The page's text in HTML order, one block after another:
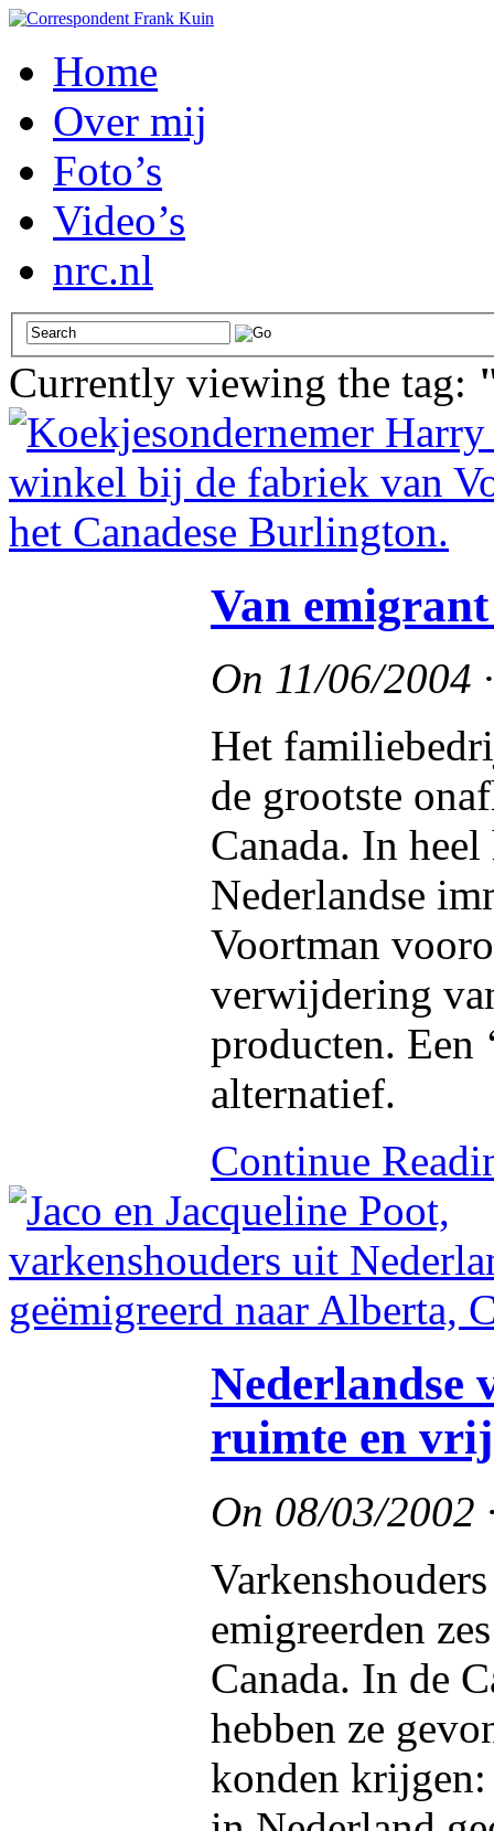
Home
Over mij
Foto’s
Video’s
nrc.nl
Currently viewing the tag:
Van
On 11/06/2004
Het
de grootste
Canada. In
Nederlandse
Voortman
verwijdering
producten. Een
alternatief.
Continue
Nederlandse
ruimte en
On 08/03/2002
emigreerden
Canada. In de
hebben ze
konden